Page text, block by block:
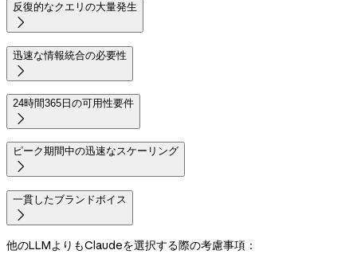
反復的なクエリの大量発生

迅速な情報統合の必要性

24時間365日の可用性要件

ピーク期間中の迅速なスケーリング

一貫したブランドボイス

他のLLMよりもClaudeを選択する際の考慮事項：